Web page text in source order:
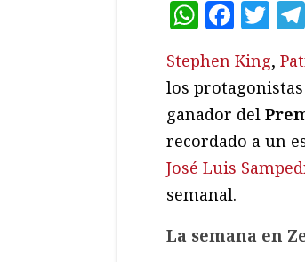
Stephen King,
los
ganador del
recordado a un
José Luis
semanal.
La semana en